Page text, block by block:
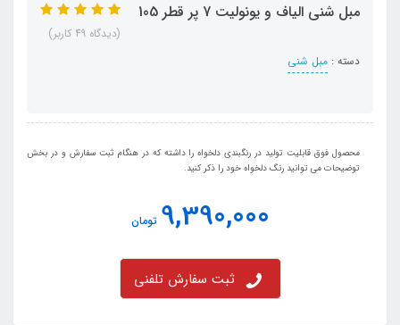
مبل شنی الیاف و یونولیت 7 پر قطر 105
دسته : مبل شنی
(دیدگاه 49 کاربر)
محصول فوق قابلیت تولید در رنگبندی دلخواه را داشته که در هنگام ثبت سفارش و در بخش
توضیحات می توانید رنگ دلخواه خود را ذکر کنید.
9,390,000 تومان
ثبت سفارش تلفنی